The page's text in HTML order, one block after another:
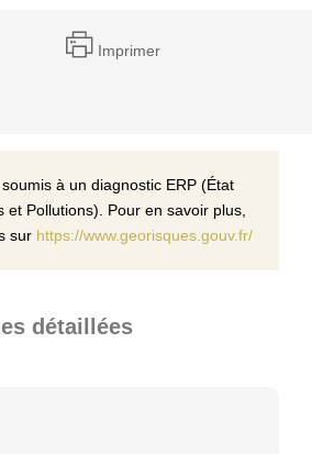
Imprimer
à un diagnostic ERP (État
et Pollutions). Pour en savoir plus,
sur https://www.georisques.gouv.fr/
détaillées